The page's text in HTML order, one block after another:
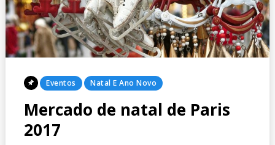
Posted
Eventos Natal E Ano Novo
Mercado de natal de Paris
2017